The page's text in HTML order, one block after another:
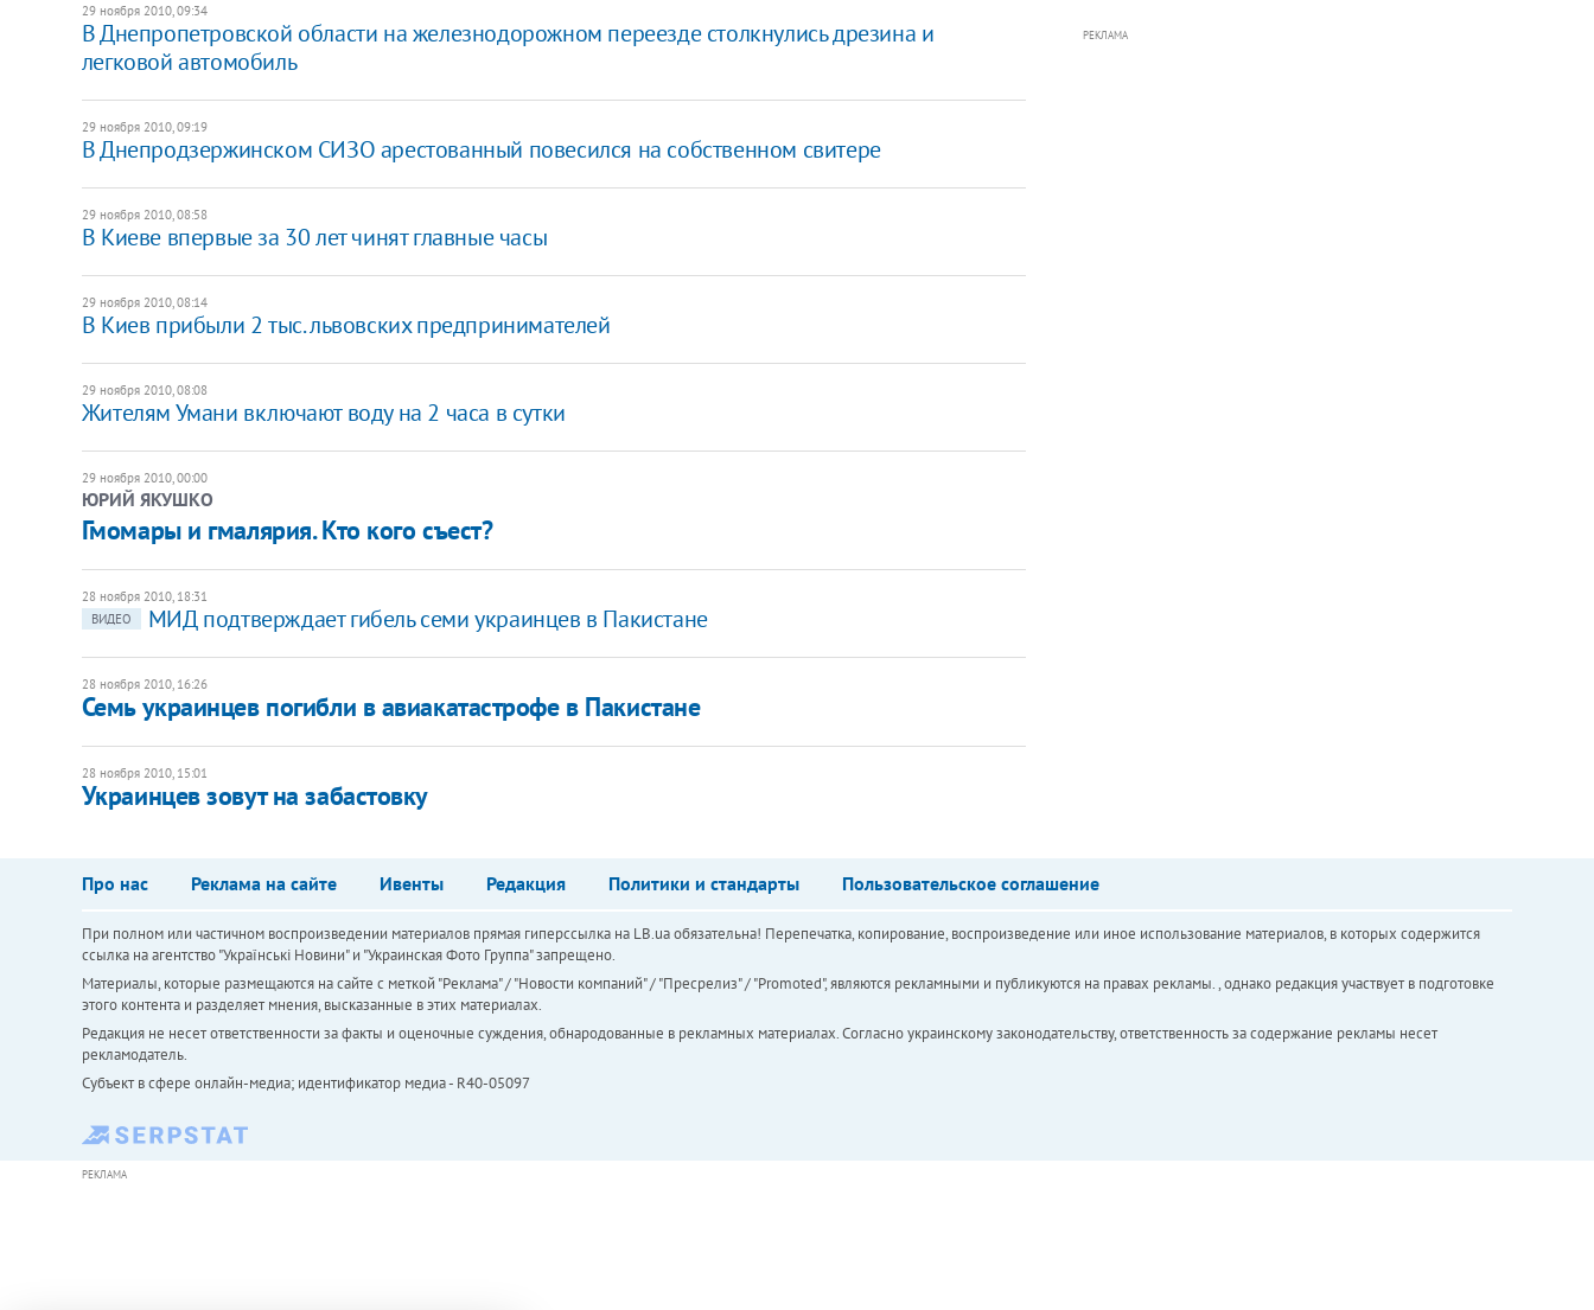
29 ноября 2010, 09:34
В Днепропетровской области на железнодорожном переезде столкнулись дрезина и
легковой автомобиль
29 ноября 2010, 09:19
В Днепродзержинском СИЗО арестованный повесился на собственном свитере
29 ноября 2010, 08:58
В Киеве впервые за 30 лет чинят главные часы
29 ноября 2010, 08:14
В Киев прибыли 2 тыс. львовских предпринимателей
29 ноября 2010, 08:08
Жителям Умани включают воду на 2 часа в сутки
29 ноября 2010, 00:00
ЮРИЙ ЯКУШКО
Гмомары и гмалярия. Кто кого съест?
28 ноября 2010, 18:31
ВИДЕО
МИД подтверждает гибель семи украинцев в Пакистане
28 ноября 2010, 16:26
Семь украинцев погибли в авиакатастрофе в Пакистане
28 ноября 2010, 15:01
Украинцев зовут на забастовку
РЕКЛАМА
Про нас Реклама на сайте Ивенты Редакция Политики и стандарты Пользовательское соглашение
При полном или частичном воспроизведении материалов прямая гиперссылка на LB.ua обязательна! Перепечатка, копирование, воспроизведение или иное использование материалов, в которых содержится
ссылка на агентство "Українськi Новини" и "Украинская Фото Группа" запрещено.
Материалы, которые размещаются на сайте с меткой "Реклама" / "Новости компаний" / "Пресрелиз" / "Promoted", являются рекламными и публикуются на правах рекламы. , однако редакция участвует в подготовке
этого контента и разделяет мнения, высказанные в этих материалах.
Редакция не несет ответственности за факты и оценочные суждения, обнародованные в рекламных материалах. Согласно украинскому законодательству, ответственность за содержание рекламы несет
рекламодатель.
Субъект в сфере онлайн-медиа; идентификатор медиа - R40-05097
РЕКЛАМА